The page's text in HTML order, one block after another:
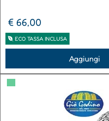
€ 66,00
ECO TASSA INCLUSA
Aggiungi
▀